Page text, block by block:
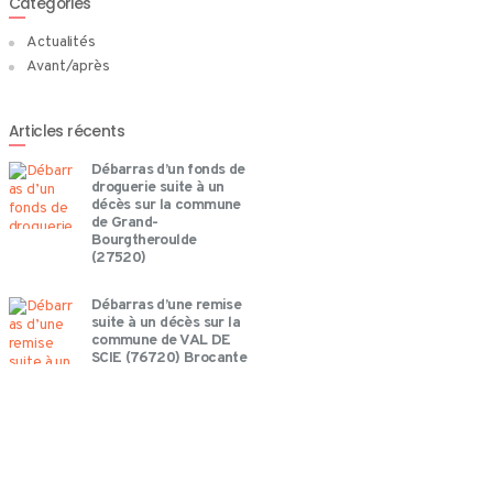
Actualités
Avant/après
Articles récents
Débarras d’un fonds de
droguerie suite à un
décès sur la commune
de Grand-
Bourgtheroulde
(27520)
Débarras d’une remise
suite à un décès sur la
commune de VAL DE
SCIE (76720) Brocante